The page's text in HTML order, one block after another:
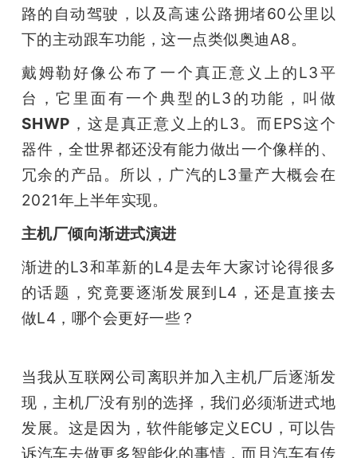
路的自动驾驶，以及高速公路拥堵60公里以
下的主动跟车功能，这一点类似奥迪A8。
戴姆勒好像公布了一个真正意义上的L3平
台，它里面有一个典型的L3的功能，叫做
SHWP ，这是真正意义上的L3。而EPS这个
器件，全世界都还没有能力做出一个像样的、
冗余的产品。所以，广汽的L3量产大概会在
2021年上半年实现。
主机厂倾向渐进式演进
渐进的L3和革新的L4是去年大家讨论得很多
的话题，究竟要逐渐发展到L4，还是直接去
做L4，哪个会更好一些？
当我从互联网公司离职并加入主机厂后逐渐发
现，主机厂没有别的选择，我们必须渐进式地
发展。这是因为，软件能够定义ECU，可以告
诉汽车去做更多智能化的事情，而且汽车有传